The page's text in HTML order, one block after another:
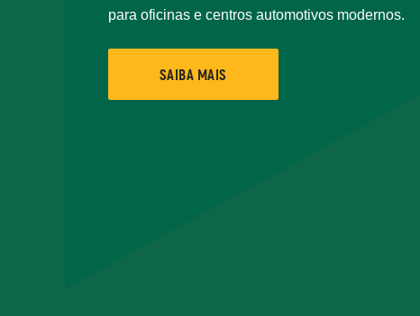
para oficinas e centros automotivos modernos.
SAIBA MAIS